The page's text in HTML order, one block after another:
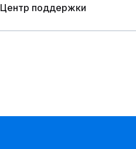
Центр поддержки